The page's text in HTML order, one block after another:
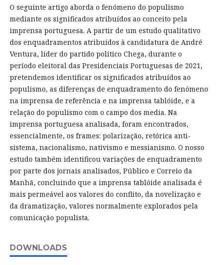
O seguinte artigo aborda o fenómeno do populismo
mediante os significados atribuídos ao conceito pela
imprensa portuguesa. A partir de um estudo qualitativo
dos enquadramentos atribuídos à candidatura de André
Ventura, líder do partido político Chega, durante o
período eleitoral das Presidenciais Portuguesas de 2021,
pretendemos identificar os significados atribuídos ao
populismo, as diferenças de enquadramento do fenómeno
na imprensa de referência e na imprensa tablóide, e a
relação do populismo com o campo dos media. Na
imprensa portuguesa analisada, foram encontrados,
essencialmente, os frames: polarização, retórica anti-
sistema, nacionalismo, nativismo e messianismo. O nosso
estudo também identificou variações de enquadramento
por parte dos jornais analisados, Público e Correio da
Manhã, concluindo que a imprensa tablóide analisada é
mais permeável aos valores do conflito, da novelização e
da dramatização, valores normalmente explorados pela
comunicação populista.
DOWNLOADS